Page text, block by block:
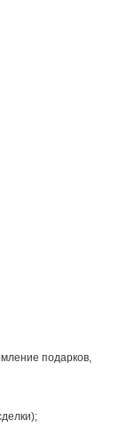
подарков,